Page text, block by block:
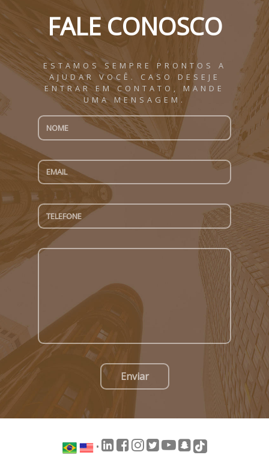
FALE CONOSCO
ESTAMOS SEMPRE PRONTOS A
AJUDAR VOCÊ. CASO DESEJE
ENTRAR EM CONTATO, MANDE
UMA MENSAGEM.
Enviar
•